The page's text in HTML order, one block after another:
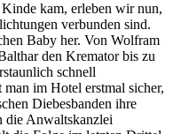
kam, erleben wir nun,
verbunden sind.
Baby her. Von Wolfram
den Kremator bis zu
schnell
man im Hotel erstmal sicher,
Diebesbanden ihre
die Anwaltskanzlei